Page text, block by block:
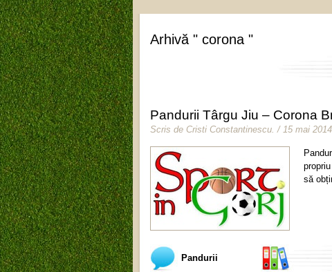
Arhivă " corona "
Pandurii Târgu Jiu – Corona
Scris de Cristi Constantinescu. / 15 mai 2014
să
Pandurii